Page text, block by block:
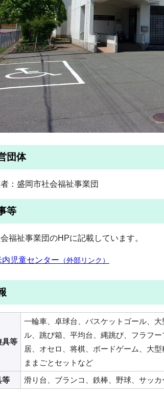
団体
：盛岡市社会福祉事業団
等
福祉事業団のHPに記載しています。
内児童センター （外部リンク）
具等
一輪車、卓球台、バスケットゴール、
ル、跳び箱、平均台、縄跳び、フラフ
居、オセロ、将棋、ボードゲーム、大
ままごとセットなど
等
滑り台、ブランコ、鉄棒、野球、サッ